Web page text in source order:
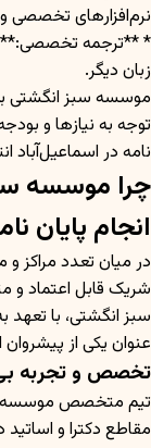
نرم‌افزارهای
* **ترجمه تخصصی:**
زبان دیگر.
موسسه سبز انگشتی
توجه به نیازها و
نامه در اسماعیل‌آباد
چرا موسسه
انجام پایان
در میان تعدد مراکز
شریک قابل اعتماد
سبز انگشتی، با تعهد
عنوان یکی از
تخصص و تجربه
تیم متخصص موسسه
مقاطع دکترا و